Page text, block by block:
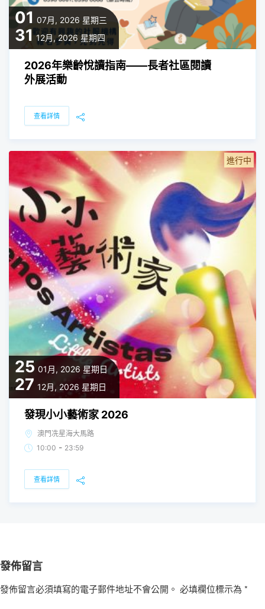
01 07月, 2026 星期三
31 12月, 2026 星期四
2026年樂齡悅讀指南——長者社區閱讀
外展活動
查看詳情
25 01月, 2026 星期日
27 12月, 2026 星期日
進行中
發現小小藝術家 2026
澳門冼星海大馬路
10:00 - 23:59
查看詳情
發佈留言
發佈留言必須填寫的電子郵件地址不會公開。 必填欄位標示為 *